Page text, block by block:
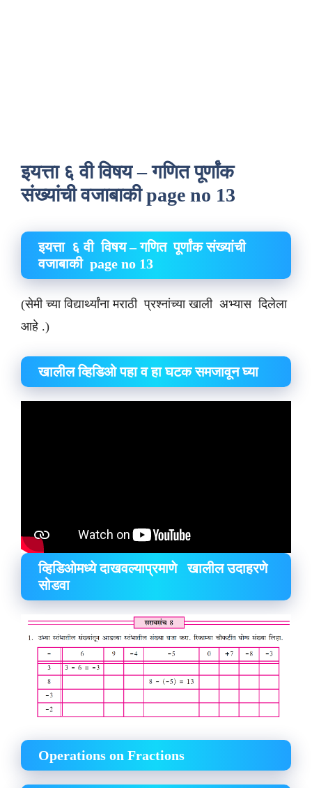
इयत्ता ६ वी विषय – गणित पूर्णांक
संख्यांची वजाबाकी page no 13
इयत्ता ६ वी विषय – गणित पूर्णांक संख्यांची
वजाबाकी page no 13
(सेमी च्या विद्यार्थ्यांना मराठी प्रश्नांच्या खाली अभ्यास दिलेला
आहे .)
खालील व्हिडिओ पहा व हा घटक समजावून घ्या
व्हिडिओमध्ये दाखवल्याप्रमाणे खालील उदाहरणे
सोडवा
Operations on Fractions